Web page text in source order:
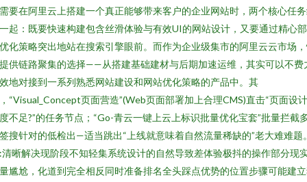
要在阿里云上搭建一个真正能够带来客户的企业网站时，两个核心任
起：既要快速构建包含丝滑体验与有效UI的网站设计，又要通过精心
化策略突出地站在搜索引擎眼前。而作为企业级集市的阿里云云市场
供链路聚集的选择——从搭建基础建材与后期加速运维，其实可以不费
地对接到一系列熟悉网站建设和网站优化策略的产品中。其
“Visual_Concept页面营造”(Web页面部署加上合理CMS)直击“页面设
不足?”的任务节点；“Go-青云一键上云上标识批量优化宝套”批量拦截
搜针对的低检出—适当跳出“上线就意味着自然流量稀缺的”老大难难题
清晰解决现阶段不知轻集系统设计的自然导致差体验极抖的操作部分现
尴尬，化道到完全相反同时准备排名全头踩点优势的位置步骤可能建